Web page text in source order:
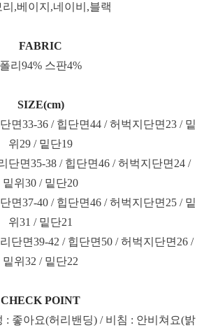
리,베이지,네이비,블랙
FABRIC
폴리94% 스판4%
SIZE(cm)
면33-36 / 힙단면44 / 허벅지단면23 / 밑
위29 / 밑단19
단면35-38 / 힙단면46 / 허벅지단면24 /
밑위30 / 밑단20
면37-40 / 힙단면46 / 허벅지단면25 / 밑
위31 / 밑단21
단면39-42 / 힙단면50 / 허벅지단면26 /
밑위32 / 밑단22
CHECK POINT
: 좋아요(허리밴딩) / 비침 : 안비쳐요(밝